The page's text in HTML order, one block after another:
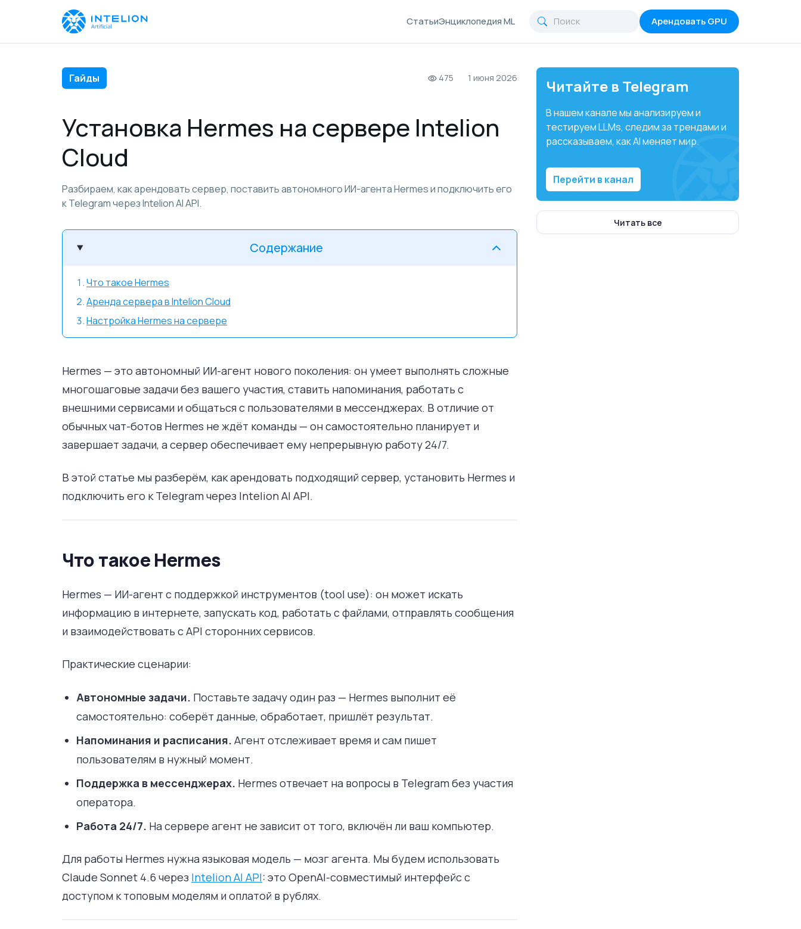
СтатьиЭнциклопедия ML Арендовать GPU
Гайды 475 1 июня 2026
Установка Hermes на сервере Intelion
Cloud
Разбираем, как арендовать сервер, поставить автономного ИИ-агента Hermes и подключить его
к Telegram через Intelion AI API.
Содержание
Что такое Hermes
Аренда сервера в Intelion Cloud
Настройка Hermes на сервере
Hermes — это автономный ИИ-агент нового поколения: он умеет выполнять сложные
многошаговые задачи без вашего участия, ставить напоминания, работать с
внешними сервисами и общаться с пользователями в мессенджерах. В отличие от
обычных чат-ботов Hermes не ждёт команды — он самостоятельно планирует и
завершает задачи, а сервер обеспечивает ему непрерывную работу 24/7.
В этой статье мы разберём, как арендовать подходящий сервер, установить Hermes и
подключить его к Telegram через Intelion AI API.
Что такое Hermes
Hermes — ИИ-агент с поддержкой инструментов (tool use): он может искать
информацию в интернете, запускать код, работать с файлами, отправлять сообщения
и взаимодействовать с API сторонних сервисов.
Практические сценарии:
Автономные задачи. Поставьте задачу один раз — Hermes выполнит её
самостоятельно: соберёт данные, обработает, пришлёт результат.
Напоминания и расписания. Агент отслеживает время и сам пишет
пользователям в нужный момент.
Поддержка в мессенджерах. Hermes отвечает на вопросы в Telegram без участия
оператора.
Работа 24/7. На сервере агент не зависит от того, включён ли ваш компьютер.
Для работы Hermes нужна языковая модель — мозг агента. Мы будем использовать
Claude Sonnet 4.6 через Intelion AI API: это OpenAI-совместимый интерфейс с
доступом к топовым моделям и оплатой в рублях.
Читайте в Telegram
В нашем канале мы анализируем и
тестируем LLMs, следим за трендами и
рассказываем, как AI меняет мир.
Перейти в канал
Читать все